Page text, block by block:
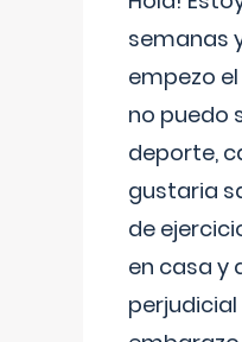
semanas
empezo
no puedo
deporte,
gustaria
de
en casa y
perjudicial